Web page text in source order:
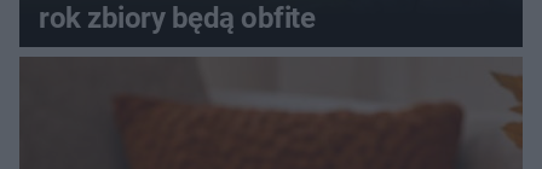
rok zbiory będą obfite